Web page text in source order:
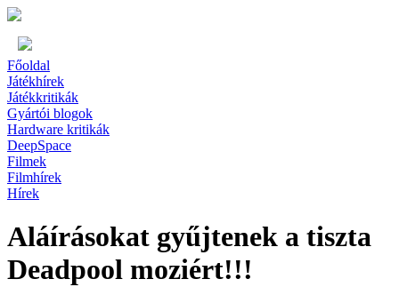
Főoldal
Játékhírek
Játékkritikák
Gyártói blogok
Hardware kritikák
DeepSpace
Filmek
Filmhírek
Hírek
Aláírásokat gyűjtenek a tiszta
Deadpool moziért!!!